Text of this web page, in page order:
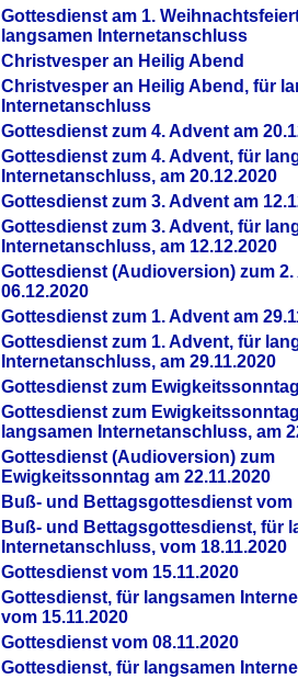
Gottesdienst am 1.
langsamen Internetanschluss
Christvesper an Heilig Abend
Christvesper an Heilig Abend, für
Internetanschluss
Gottesdienst zum 4. Advent am
Gottesdienst zum 4. Advent, für
Internetanschluss, am 20.12.2020
Gottesdienst zum 3. Advent am
Gottesdienst zum 3. Advent, für
Internetanschluss, am 12.12.2020
Gottesdienst (Audioversion) zum 2.
06.12.2020
Gottesdienst zum 1. Advent am
Gottesdienst zum 1. Advent, für
Internetanschluss, am 29.11.2020
Gottesdienst zum
Gottesdienst zum
langsamen Internetanschluss, am
Gottesdienst (Audioversion) zum
Ewigkeitssonntag am 22.11.2020
Buß- und Bettagsgottesdienst vom
Buß- und Bettagsgottesdienst, für
Internetanschluss, vom 18.11.2020
Gottesdienst vom 15.11.2020
Gottesdienst, für langsamen
vom 15.11.2020
Gottesdienst vom 08.11.2020
Gottesdienst, für langsamen